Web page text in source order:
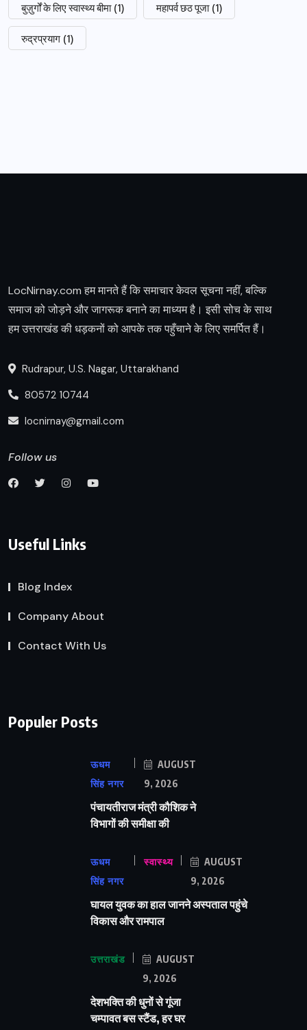
बुज़ुर्गों के लिए स्वास्थ्य बीमा (1) महापर्व छठ पूजा (1)
रुद्रप्रयाग (1)
LocNirnay.com हम मानते हैं कि समाचार केवल सूचना नहीं, बल्कि
समाज को जोड़ने और जागरूक बनाने का माध्यम है। इसी सोच के साथ
हम उत्तराखंड की धड़कनों को आपके तक पहुँचाने के लिए समर्पित हैं।
Rudrapur, U.S. Nagar, Uttarakhand
80572 10744
locnirnay@gmail.com
Follow us
Useful Links
Blog Index
Company About
Contact With Us
Populer Posts
ऊधम
सिंह नगर
AUGUST
9, 2026
पंचायतीराज मंत्री कौशिक ने
विभागों की समीक्षा की
ऊधम
सिंह नगर
स्वास्थ्य
AUGUST
9, 2026
घायल युवक का हाल जानने अस्पताल पहुंचे
विकास और रामपाल
उत्तराखंड
AUGUST
9, 2026
देशभक्ति की धुनों से गूंजा
चम्पावत बस स्टैंड, हर घर